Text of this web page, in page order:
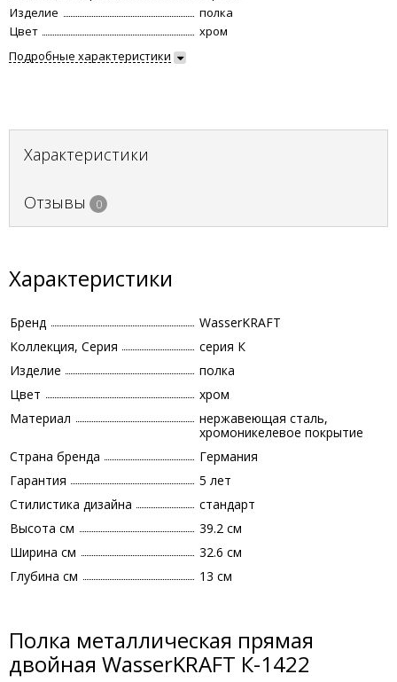
Изделие
полка
Цвет
хром
Подробные характеристики
Характеристики
Отзывы 0
Характеристики
Бренд
WasserKRAFT
Коллекция, Серия
серия К
Изделие
полка
Цвет
хром
Материал
нержавеющая сталь,
хромоникелевое покрытие
Страна бренда
Германия
Гарантия
5 лет
Стилистика дизайна
стандарт
Высота см
39.2 см
Ширина см
32.6 см
Глубина см
13 см
Полка металлическая прямая
двойная WasserKRAFT К-1422